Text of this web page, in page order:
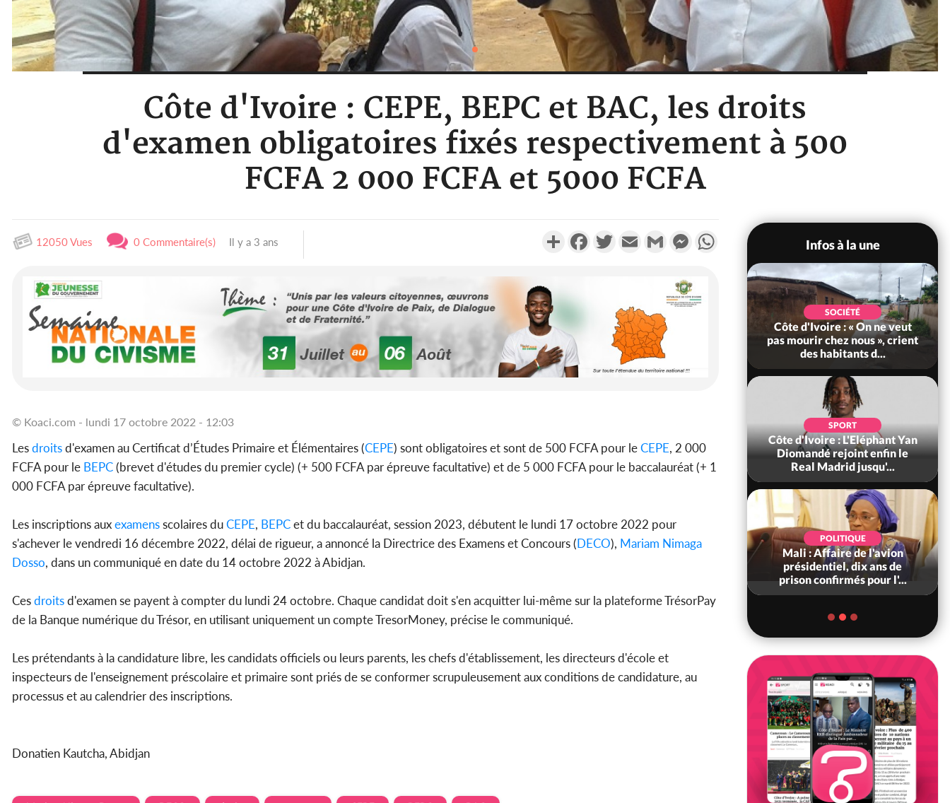
Côte d'Ivoire : CEPE, BEPC et BAC, les droits
d'examen obligatoires fixés respectivement à 500
FCFA 2 000 FCFA et 5000 FCFA
12050 Vues 0 Commentaire(s) Il y a 3 ans PartagerFacebookTwitterEmail Gmail MessengerWhatsApp
© Koaci.com - lundi 17 octobre 2022 - 12:03
Lesdroitsd'examen au Certificat d’Études Primaire et Élémentaires (CEPE) sont obligatoires et sont de 500 FCFA pour leCEPE, 2 000
FCFA pour le BEPC(brevet d'études du premier cycle) (+ 500 FCFA par épreuve facultative) et de 5 000 FCFA pour le baccalauréat (+ 1
000 FCFA par épreuve facultative).
Les inscriptions auxexamensscolaires duCEPE, BEPCet du baccalauréat, session 2023, débutent le lundi 17 octobre 2022 pour
s'achever le vendredi 16 décembre 2022, délai de rigueur, a annoncé la Directrice des Examens et Concours (DECO), Mariam Nimaga
Dosso, dans un communiqué en date du 14 octobre 2022 à Abidjan.
Cesdroitsd'examen se payent à compter du lundi 24 octobre. Chaque candidat doit s'en acquitter lui-même sur la plateforme TrésorPay
de la Banque numérique du Trésor, en utilisant uniquement un compte TresorMoney, précise le communiqué.
Les prétendants à la candidature libre, les candidats officiels ou leurs parents, les chefs d'établissement, les directeurs d'école et
inspecteurs de l'enseignement préscolaire et primaire sont priés de se conformer scrupuleusement aux conditions de candidature, au
processus et au calendrier des inscriptions.
Donatien Kautcha, Abidjan
Infos à la une
POLITIQUE
Côte d'Ivoire : Décrispation ?
Mamadou Traoré ex
conseiller de Soro a recou...
des 100 000 tonnes de cacao,
le SYNARFA-CI co...
POLITIQUE
Côte d'Ivoire : Violences
SOCIÉTÉ
Côte d'Ivoire : « On ne veut
pas mourir chez nous », crient
des habitants d...
SPORT
Côte d'Ivoire : L'Eléphant Yan
Diomandé rejoint enfin le
Real Madrid jusqu'...
POLITIQUE
Mali : Affaire de l'avion
présidentiel, dix ans de
prison confirmés pour l'...